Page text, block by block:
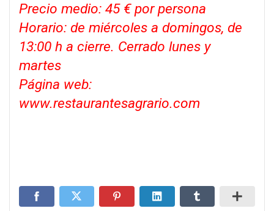
Precio medio: 45 € por persona
Horario: de miércoles a domingos, de
13:00 h a cierre. Cerrado lunes y
martes
Página web:
www.restaurantesagrario.com